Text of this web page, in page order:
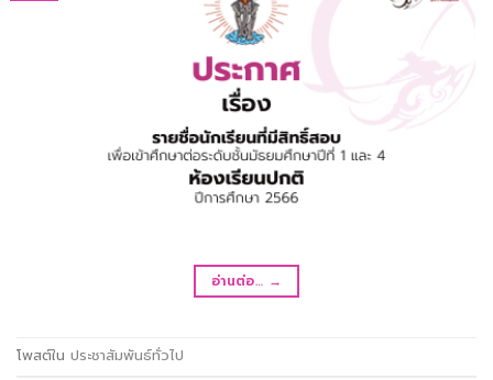
อ่านต่อ… →
โพสต์ใน ประชาสัมพันธ์ทั่วไป